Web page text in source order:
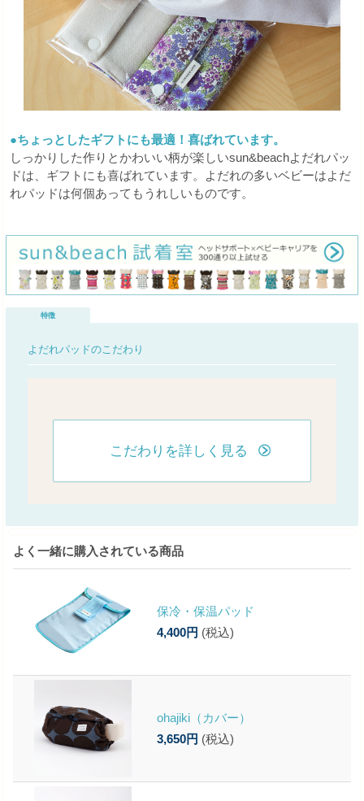
●ちょっとしたギフトにも最適！喜ばれています。
しっかりした作りとかわいい柄が楽しいsun&beachよだれパッ
ドは、ギフトにも喜ばれています。よだれの多いベビーはよだ
れパッドは何個あってもうれしいものです。
特徴
よだれパッドのこだわり
こだわりを詳しく見る
よく一緒に購入されている商品
保冷・保温パッド
4,400円 (税込)
ohajiki（カバー）
3,650円 (税込)